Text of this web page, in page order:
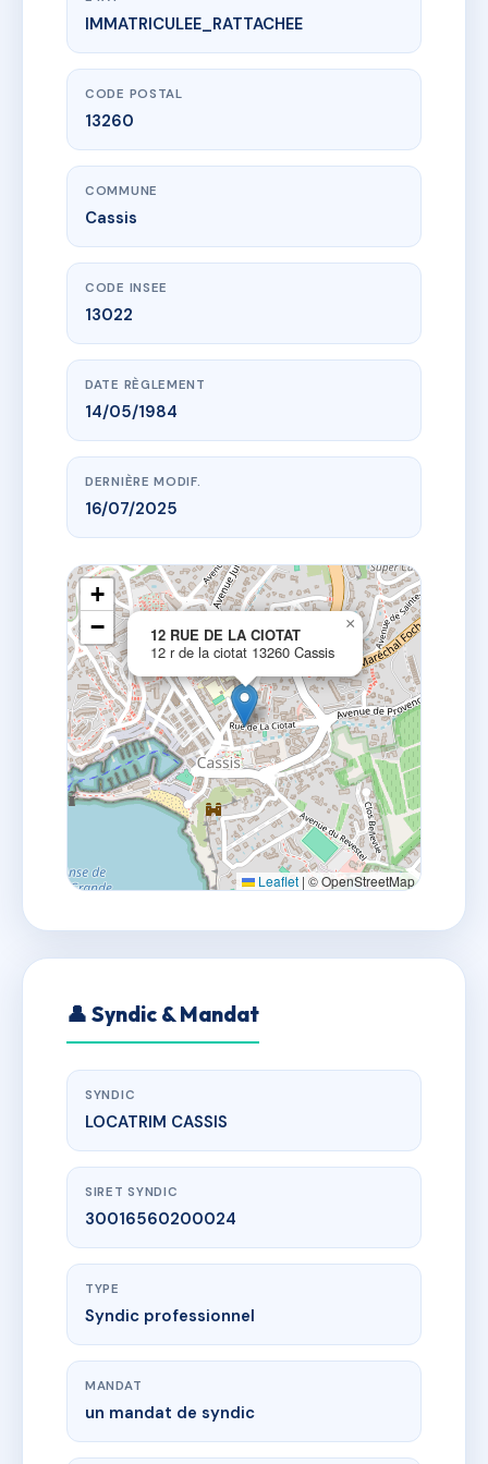
www.vme.plus/AF3970266
12 RUE DE LA CIOTAT
12 r de la ciotat
IMMATRICULEE_RATTACHEE
CODE POSTAL
13260
COMMUNE
Cassis
CODE INSEE
13022
DATE RÈGLEMENT
14/05/1984
DERNIÈRE MODIF.
16/07/2025
12 RUE DE LA CIOTAT
12 r de la ciotat 13260 Cassis
×
+
−
Leaflet | © OpenStreetMap
👤 Syndic & Mandat
SYNDIC
LOCATRIM CASSIS
SIRET SYNDIC
30016560200024
TYPE
Syndic professionnel
MANDAT
un mandat de syndic